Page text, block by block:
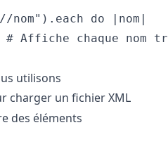
nom").each do |nom|
# Affiche chaque nom
utilisons
charger un fichier XML
des éléments